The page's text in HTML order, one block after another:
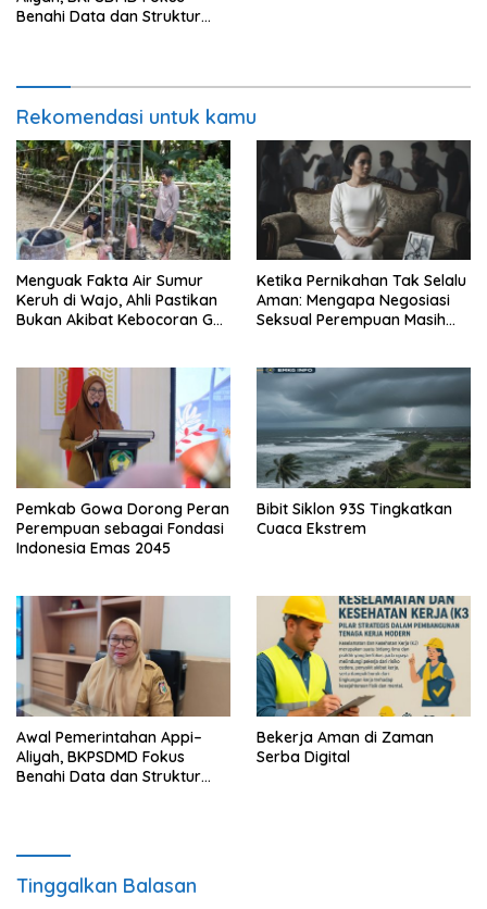
Benahi Data dan Struktur
Rekomendasi untuk kamu
Menguak Fakta Air Sumur
Keruh di Wajo, Ahli Pastikan
Bukan Akibat Kebocoran Gas
Ketika Pernikahan Tak Selalu
Aman: Mengapa Negosiasi
Seksual Perempuan Masih
Pemkab Gowa Dorong Peran
Perempuan sebagai Fondasi
Indonesia Emas 2045
Bibit Siklon 93S Tingkatkan
Cuaca Ekstrem
Awal Pemerintahan Appi–
Aliyah, BKPSDMD Fokus
Benahi Data dan Struktur
Bekerja Aman di Zaman
Serba Digital
Tinggalkan Balasan